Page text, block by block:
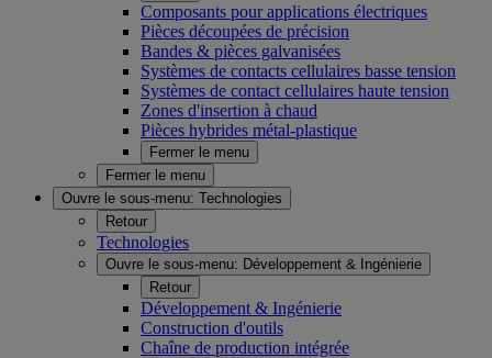
Composants pour applications électriques
Pièces découpées de précision
Bandes & pièces galvanisées
Systèmes de contacts cellulaires basse tension
Systèmes de contact cellulaires haute tension
Zones d'insertion à chaud
Pièces hybrides métal-plastique
Fermer le menu
Fermer le menu
Ouvre le sous-menu: Technologies
Retour
Technologies
Ouvre le sous-menu: Développement & Ingénierie
Retour
Développement & Ingénierie
Construction d'outils
Chaîne de production intégrée